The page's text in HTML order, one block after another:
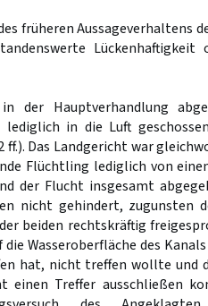
früheren Aussageverhaltens
Lückenhaftigkeit
der Hauptverhandlung
in die Luft
ff.). Das Landgericht war
Flüchtling lediglich von
der Flucht insgesamt
nicht gehindert, zugunsten
beiden rechtskräftig
die Wasseroberfläche des
hat, nicht treffen wollte und
einen Treffer ausschließen